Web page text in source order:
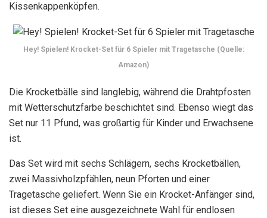
Kissenkappenköpfen.
Hey! Spielen! Krocket-Set für 6 Spieler mit Tragetasche (Quelle:
Amazon)
Die Krocketbälle sind langlebig, während die Drahtpfosten
mit Wetterschutzfarbe beschichtet sind. Ebenso wiegt das
Set nur 11 Pfund, was großartig für Kinder und Erwachsene
ist.
Das Set wird mit sechs Schlägern, sechs Krocketbällen,
zwei Massivholzpfählen, neun Pforten und einer
Tragetasche geliefert. Wenn Sie ein Krocket-Anfänger sind,
ist dieses Set eine ausgezeichnete Wahl für endlosen